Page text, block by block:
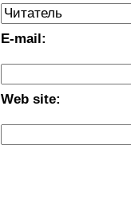
E-mail:
Web site: